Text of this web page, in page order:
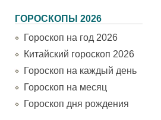
ГОРОСКОПЫ 2026
Гороскоп на год 2026
Китайский гороскоп 2026
Гороскоп на каждый день
Гороскоп на месяц
Гороскоп дня рождения